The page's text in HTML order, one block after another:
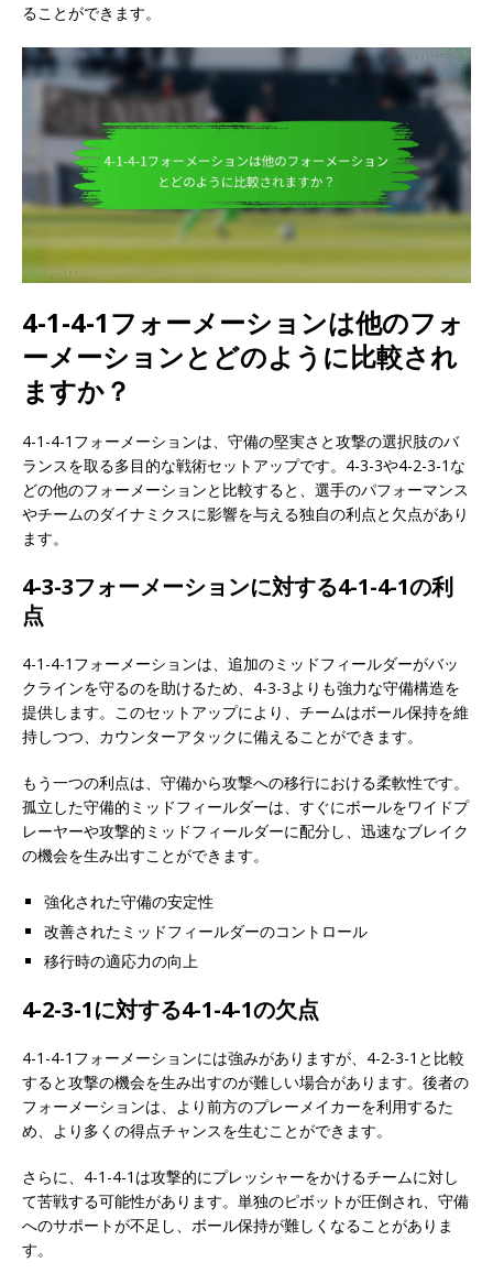
ることができます。
4-1-4-1フォーメーションは他のフォ
ーメーションとどのように比較され
ますか？
4-1-4-1フォーメーションは、守備の堅実さと攻撃の選択肢のバ
ランスを取る多目的な戦術セットアップです。4-3-3や4-2-3-1な
どの他のフォーメーションと比較すると、選手のパフォーマンス
やチームのダイナミクスに影響を与える独自の利点と欠点があり
ます。
4-3-3フォーメーションに対する4-1-4-1の利
点
4-1-4-1フォーメーションは、追加のミッドフィールダーがバッ
クラインを守るのを助けるため、4-3-3よりも強力な守備構造を
提供します。このセットアップにより、チームはボール保持を維
持しつつ、カウンターアタックに備えることができます。
もう一つの利点は、守備から攻撃への移行における柔軟性です。
孤立した守備的ミッドフィールダーは、すぐにボールをワイドプ
レーヤーや攻撃的ミッドフィールダーに配分し、迅速なブレイク
の機会を生み出すことができます。
強化された守備の安定性
改善されたミッドフィールダーのコントロール
移行時の適応力の向上
4-2-3-1に対する4-1-4-1の欠点
4-1-4-1フォーメーションには強みがありますが、4-2-3-1と比較
すると攻撃の機会を生み出すのが難しい場合があります。後者の
フォーメーションは、より前方のプレーメイカーを利用するた
め、より多くの得点チャンスを生むことができます。
さらに、4-1-4-1は攻撃的にプレッシャーをかけるチームに対し
て苦戦する可能性があります。単独のピボットが圧倒され、守備
へのサポートが不足し、ボール保持が難しくなることがありま
す。